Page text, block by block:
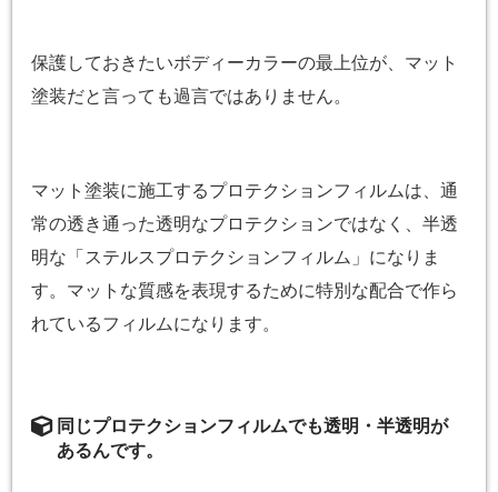
保護しておきたいボディーカラーの最上位が、マット
塗装だと言っても過言ではありません。
マット塗装に施工するプロテクションフィルムは、通
常の透き通った透明なプロテクションではなく、半透
明な「ステルスプロテクションフィルム」になりま
す。マットな質感を表現するために特別な配合で作ら
れているフィルムになります。
同じプロテクションフィルムでも透明・半透明が
あるんです。